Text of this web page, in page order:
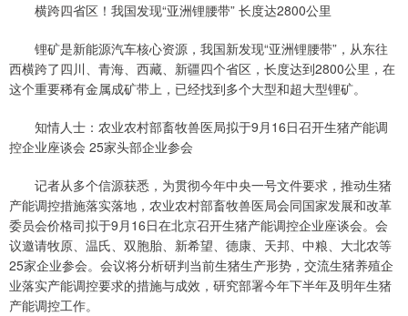
横跨四省区！我国发现“亚洲锂腰带” 长度达2800公里
锂矿是新能源汽车核心资源，我国新发现“亚洲锂腰带”，从东往
西横跨了四川、青海、西藏、新疆四个省区，长度达到2800公里，在
这个重要稀有金属成矿带上，已经找到多个大型和超大型锂矿。
知情人士：农业农村部畜牧兽医局拟于9月16日召开生猪产能调
控企业座谈会 25家头部企业参会
记者从多个信源获悉，为贯彻今年中央一号文件要求，推动生猪
产能调控措施落实落地，农业农村部畜牧兽医局会同国家发展和改革
委员会价格司拟于9月16日在北京召开生猪产能调控企业座谈会。会
议邀请牧原、温氏、双胞胎、新希望、德康、天邦、中粮、大北农等
25家企业参会。会议将分析研判当前生猪生产形势，交流生猪养殖企
业落实产能调控要求的措施与成效，研究部署今年下半年及明年生猪
产能调控工作。